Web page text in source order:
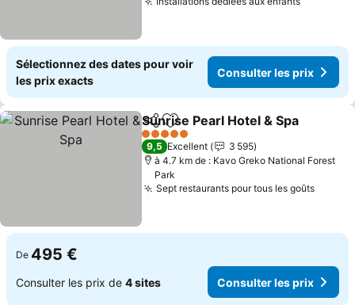
Sélectionnez des dates pour voir
les prix exacts
Consulter les prix
PartagerAjouter à mes favoris
Sunrise Pearl Hotel & Spa
5 Étoiles
9,5 Excellent
3 595
à 4.7 km de : Kavo Greko National Forest
Park
Sept restaurants pour tous les goûts
De 495 €
Consulter les prix de 4 sites Consulter les prix